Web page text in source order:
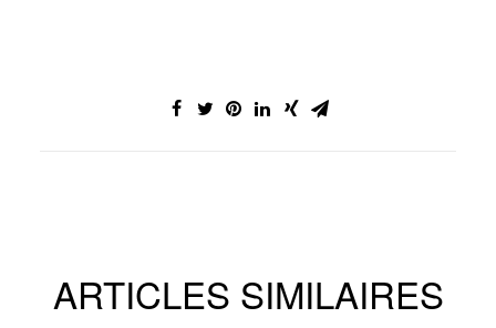
ARTICLES SIMILAIRES